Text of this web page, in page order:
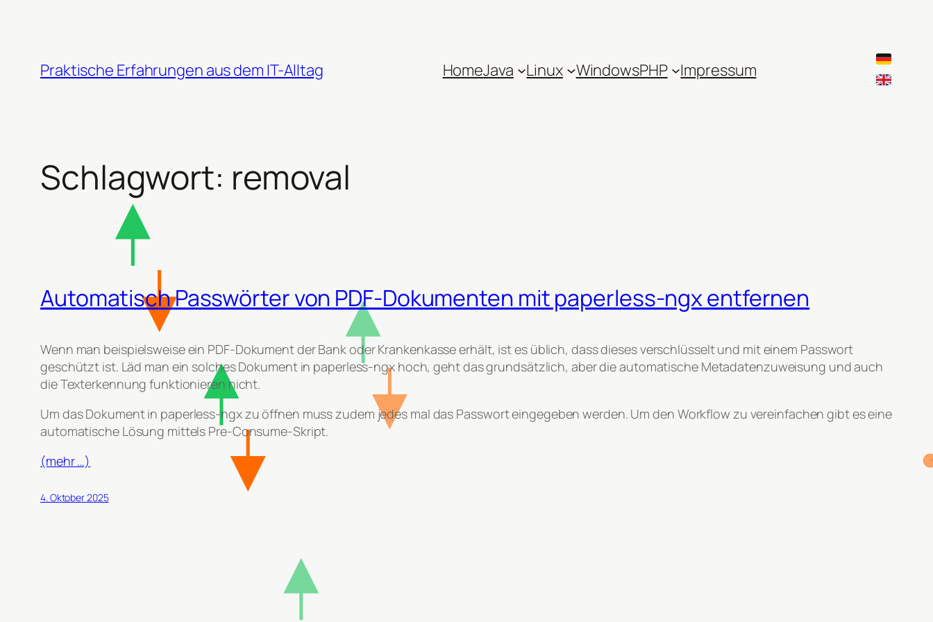
Praktische Erfahrungen aus dem IT-Alltag HomeJava Linux WindowsPHP Impressum
Schlagwort: removal
Automatisch Passwörter von PDF-Dokumenten mit paperless-ngx entfernen
Wenn man beispielsweise ein PDF-Dokument der Bank oder Krankenkasse erhält, ist es üblich, dass dieses verschlüsselt und mit einem Passwort
geschützt ist. Läd man ein solches Dokument in paperless-ngx hoch, geht das grundsätzlich, aber die automatische Metadatenzuweisung und auch
die Texterkennung funktionieren nicht.
Um das Dokument in paperless-ngx zu öffnen muss zudem jedes mal das Passwort eingegeben werden. Um den Workflow zu vereinfachen gibt es eine
automatische Lösung mittels Pre-Consume-Skript.
(mehr …)
4. Oktober 2025